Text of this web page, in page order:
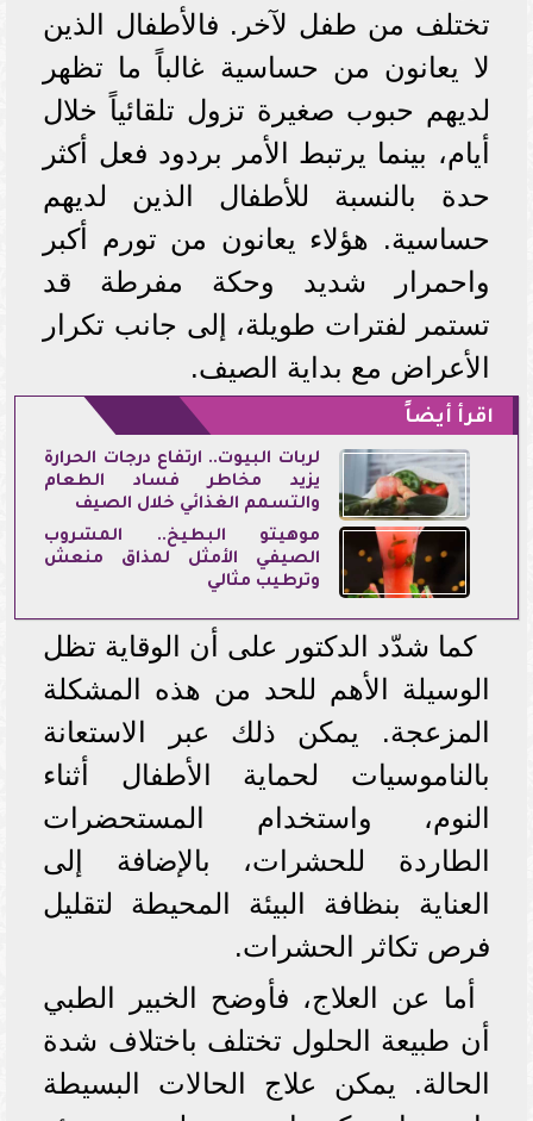
تختلف من طفل لآخر. فالأطفال الذين
لا يعانون من حساسية غالباً ما تظهر
لديهم حبوب صغيرة تزول تلقائياً خلال
أيام، بينما يرتبط الأمر بردود فعل أكثر
حدة بالنسبة للأطفال الذين لديهم
حساسية. هؤلاء يعانون من تورم أكبر
واحمرار شديد وحكة مفرطة قد
تستمر لفترات طويلة، إلى جانب تكرار
الأعراض مع بداية الصيف.
اقرأ أيضاً
لربات البيوت.. ارتفاع درجات الحرارة
يزيد مخاطر فساد الطعام
والتسمم الغذائي خلال الصيف
موهيتو البطيخ.. المشروب
الصيفي الأمثل لمذاق منعش
وترطيب مثالي
كما شدّد الدكتور على أن الوقاية تظل
الوسيلة الأهم للحد من هذه المشكلة
المزعجة. يمكن ذلك عبر الاستعانة
بالناموسيات لحماية الأطفال أثناء
النوم، واستخدام المستحضرات
الطاردة للحشرات، بالإضافة إلى
العناية بنظافة البيئة المحيطة لتقليل
فرص تكاثر الحشرات.
أما عن العلاج، فأوضح الخبير الطبي
أن طبيعة الحلول تختلف باختلاف شدة
الحالة. يمكن علاج الحالات البسيطة